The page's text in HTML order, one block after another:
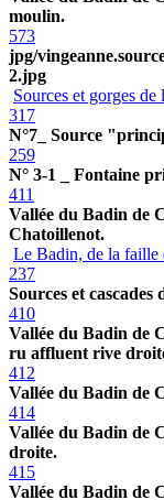
moulin.
573
jpg/
2.jpg
Sources et gorges de
317
N°7_ Source
259
N° 3-1 _ Fontaine
411
Vallée du Badin de
Chatoillenot.
Le Badin, de la faille
237
Sources et
410
Vallée du Badin de
ru affluent rive
412
Vallée du Badin de
414
Vallée du Badin de
droite.
415
Vallée du Badin de